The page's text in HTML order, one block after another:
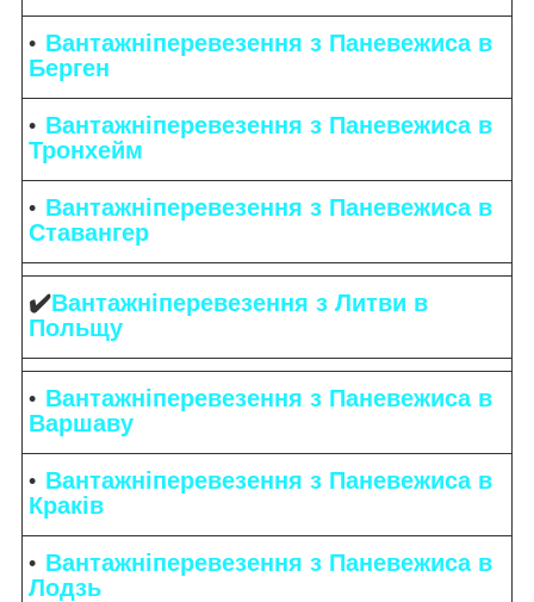
Вантажніперевезення з Паневежиса в
Берген
Вантажніперевезення з Паневежиса в
Тронхейм
Вантажніперевезення з Паневежиса в
Ставангер
✔️Вантажніперевезення з Литви в
Польщу
Вантажніперевезення з Паневежиса в
Варшаву
Вантажніперевезення з Паневежиса в
Краків
Вантажніперевезення з Паневежиса в
Лодзь